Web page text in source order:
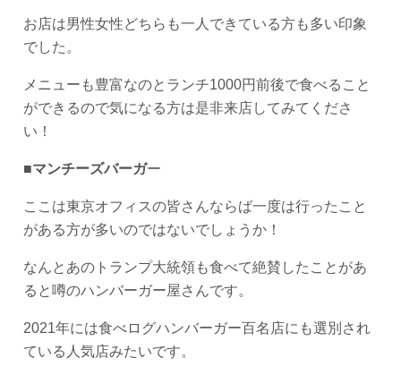
お店は男性女性どちらも一人できている方も多い印象
でした。
メニューも豊富なのとランチ1000円前後で食べること
ができるので気になる方は是非来店してみてくださ
い！
■マンチーズバーガー
ここは東京オフィスの皆さんならば一度は行ったこと
がある方が多いのではないでしょうか！
なんとあのトランプ大統領も食べて絶賛したことがあ
ると噂のハンバーガー屋さんです。
2021年には食べログハンバーガー百名店にも選別され
ている人気店みたいです。